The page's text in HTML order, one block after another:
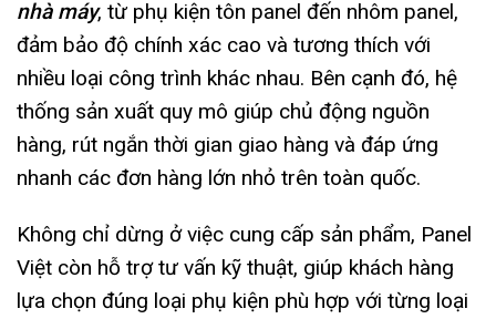
nhà máy, từ phụ kiện tôn panel đến nhôm panel,
đảm bảo độ chính xác cao và tương thích với
nhiều loại công trình khác nhau. Bên cạnh đó, hệ
thống sản xuất quy mô giúp chủ động nguồn
hàng, rút ngắn thời gian giao hàng và đáp ứng
nhanh các đơn hàng lớn nhỏ trên toàn quốc.
Không chỉ dừng ở việc cung cấp sản phẩm, Panel
Việt còn hỗ trợ tư vấn kỹ thuật, giúp khách hàng
lựa chọn đúng loại phụ kiện phù hợp với từng loại